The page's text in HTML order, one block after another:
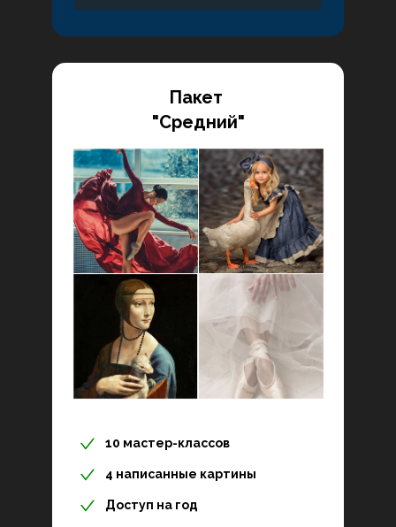
Пакет
"Средний"
10 мастер-классов
4 написанные картины
Доступ на год